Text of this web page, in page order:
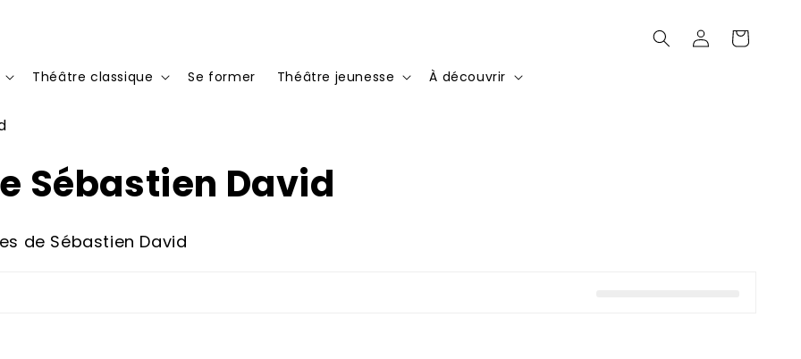
Théâtre classique Se former Théâtre jeunesse À découvrir
ConnexionPanier
Sébastien David
de Sébastien David